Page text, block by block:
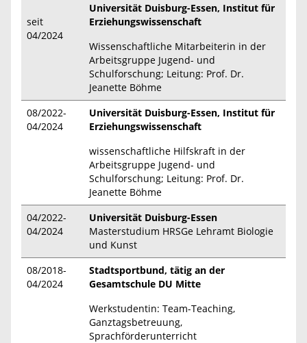
seit
04/2024
Universität Duisburg-Essen, Institut für
Erziehungswissenschaft
Wissenschaftliche Mitarbeiterin in der
Arbeitsgruppe Jugend- und
Schulforschung; Leitung: Prof. Dr.
Jeanette Böhme
08/2022-
04/2024
Universität Duisburg-Essen, Institut für
Erziehungswissenschaft
wissenschaftliche Hilfskraft in der
Arbeitsgruppe Jugend- und
Schulforschung; Leitung: Prof. Dr.
Jeanette Böhme
04/2022-
04/2024
Universität Duisburg-Essen
Masterstudium HRSGe Lehramt Biologie
und Kunst
08/2018-
04/2024
Stadtsportbund, tätig an der
Gesamtschule DU Mitte
Werkstudentin: Team-Teaching,
Ganztagsbetreuung,
Sprachförderunterricht